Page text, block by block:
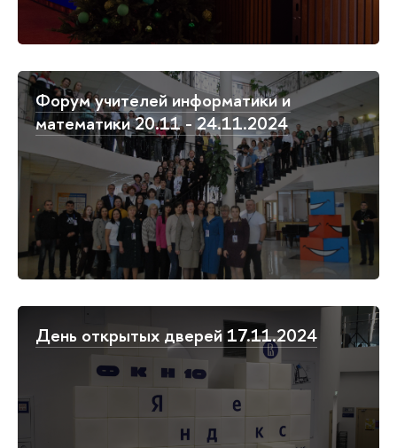
Форум учителей информатики и
математики 20.11 - 24.11.2024
День открытых дверей 17.11.2024